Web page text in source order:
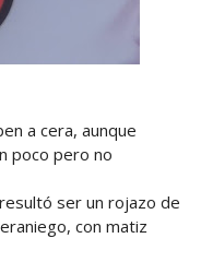
a cera, aunque
poco pero no
ser un rojazo de
con matiz